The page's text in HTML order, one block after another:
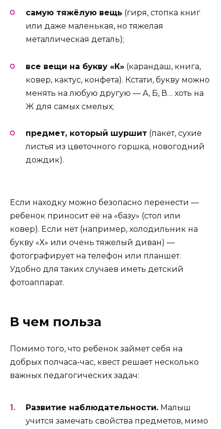
самую тяжёлую вещь (гиря, стопка книг
или даже маленькая, но тяжелая
металлическая деталь);
все вещи на букву «К» (карандаш, книга,
ковер, кактус, конфета). Кстати, букву можно
менять на любую другую — А, Б, В… хоть на
Ж для самых смелых;
предмет, который шуршит (пакет, сухие
листья из цветочного горшка, новогодний
дождик).
Если находку можно безопасно перенести —
ребенок приносит её на «базу» (стол или
ковер). Если нет (например, холодильник на
букву «Х» или очень тяжелый диван) —
фотографирует на телефон или планшет.
Удобно для таких случаев иметь детский
фотоаппарат.
В чем польза
Помимо того, что ребенок займет себя на
добрых полчаса-час, квест решает несколько
важных педагогических задач:
Развитие наблюдательности. Малыш
учится замечать свойства предметов, мимо